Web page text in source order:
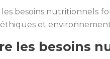
besoins nutritionnels
éthiques et
les besoins